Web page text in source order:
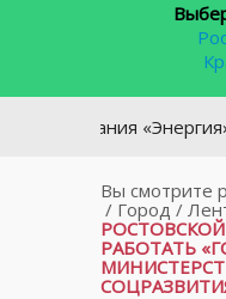
«Энергия»
Вы смотрите
/ Город/
РАБОТАТЬ